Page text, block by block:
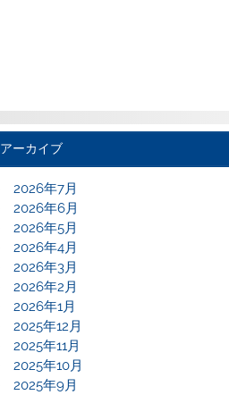
アーカイブ
2026年7月
2026年6月
2026年5月
2026年4月
2026年3月
2026年2月
2026年1月
2025年12月
2025年11月
2025年10月
2025年9月